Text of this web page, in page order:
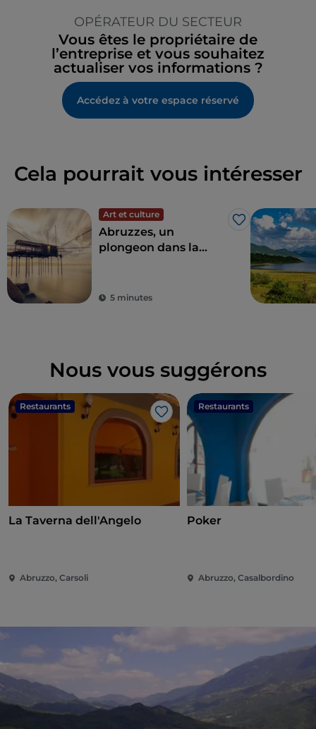
OPÉRATEUR DU SECTEUR
Vous êtes le propriétaire de
l’entreprise et vous souhaitez
actualiser vos informations ?
Accédez à votre espace réservé
Cela pourrait vous intéresser
Art et culture
J’aime
Abruzzes, un
plongeon dans la
5 minutes
Nous vous suggérons
Restaurants
J’aime
La Taverna dell'Angelo
Abruzzo, Carsoli
Restaurants
Poker
Abruzzo, Casalbordino